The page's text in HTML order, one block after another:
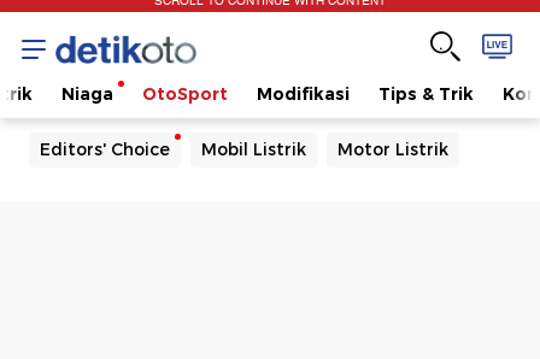
Niaga OtoSport Modifikasi Tips & Trik
Editors' Choice Mobil Listrik Motor Listrik